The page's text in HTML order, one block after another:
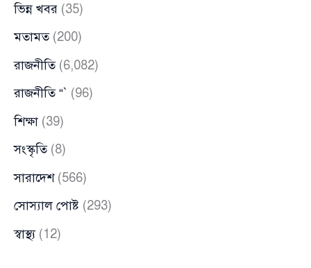
ভিন্ন খবর (35)
মতামত(200)
রাজনীতি(6,082)
রাজনীতি “` (96)
শিক্ষা (39)
সংস্কৃতি(8)
সারাদেশ(566)
সোস্যাল পোষ্ট (293)
স্বাস্থ্য(12)